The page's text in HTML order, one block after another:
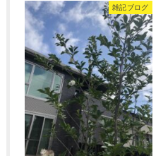
雑記ブログ